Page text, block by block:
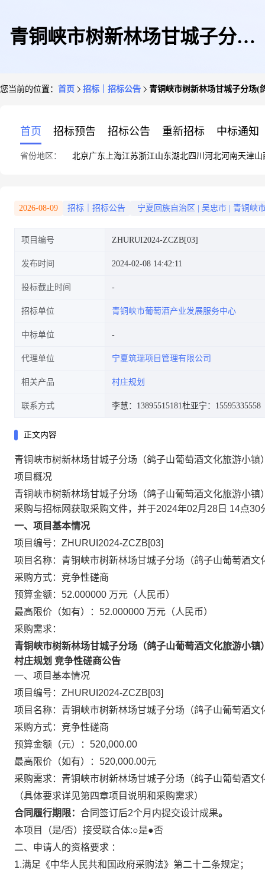
青铜峡市树新林场甘城子分场
您当前的位置： 首页 招标｜招标公告 青铜峡市树新林场甘城子分场(
首页 招标预告 招标公告 重新招标 中标通知
省份地区： 北京广东 上海江苏浙江山东湖北四川 河北河南天津山
2026-08-09 招标｜招标公告 宁夏回族自治区 吴忠市 青铜峡
项目编号 ZHURUI2024-ZCZB[03]
发布时间 2024-02-08 14:42:11
投标截止时间
招标单位 青铜峡市葡萄酒产业发展服务中心
中标单位
代理单位 宁夏筑瑞项目管理有限公司
相关产品 村庄规划
联系方式 李慧：13895515181杜亚宁：15595335558
正文内容
青铜峡市树新林场甘城子分场（鸽子山葡萄酒文化旅游小镇
项目概况
青铜峡市树新林场甘城子分场（鸽子山葡萄酒文化旅游小
采购与招标网获取采购文件，并于2024年02月28日 14点
一、项目基本情况
项目编号：ZHURUI2024-ZCZB[03]
项目名称：青铜峡市树新林场甘城子分场（鸽子山葡萄酒文
采购方式：竞争性磋商
预算金额：52.000000 万元（人民币）
最高限价（如有）：52.000000 万元（人民币）
采购需求：
青铜峡市树新林场甘城子分场（鸽子山葡萄酒文化旅游小镇
村庄规划 竞争性磋商公告
一、项目基本情况
项目编号： ZHURUI2024-ZCZB[03]
项目名称： 青铜峡市树新林场甘城子分场（鸽子山葡萄酒文
采购方式： 竞争性磋商
预算金额（元）： 520,000.00
最高限价（如有）： 520,000.00元
采购需求： 青铜峡市树新林场甘城子分场（鸽子山葡萄酒文
（具体要求详见第四章项目说明和采购需求）
合同履行期限： 合同签订后2个月内提交设计成果。
本项目（是/否）接受联合体:○是●否
二、申请人的资格要求 ：
1.满足《中华人民共和国政府采购法》第二十二条规定 ；